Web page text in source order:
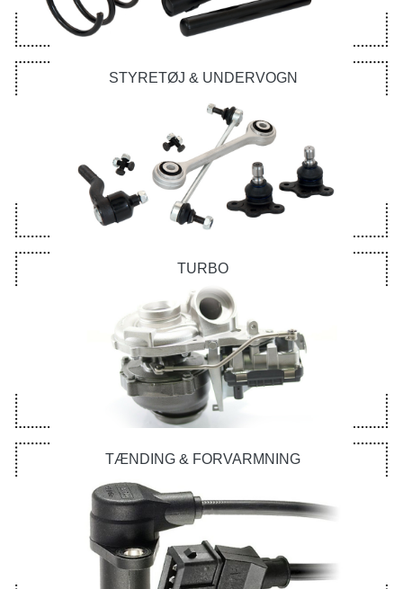
STYRETØJ & UNDERVOGN
TURBO
TÆNDING & FORVARMNING